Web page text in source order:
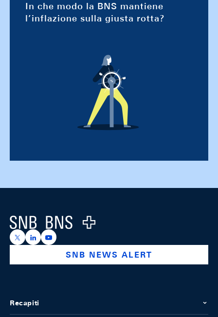
In che modo la BNS mantiene
l’inflazione sulla giusta rotta?
Logo
https://x.com/snb_bns
https://ch.linkedin.com/company/swiss-national-
https://www.youtube.com/@swissnationalbank
SNB NEWS ALERT
Recapiti